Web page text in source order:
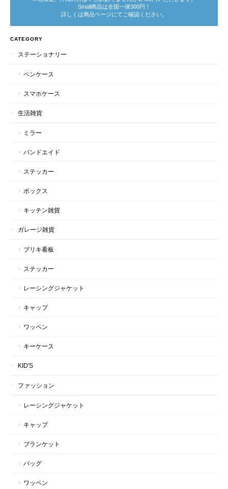
Small商品は全国一律300円！
詳しくは商品ページにてご確認ください。
CATEGORY
ステーショナリー
ペンケース
スマホケース
生活雑貨
ミラー
バンドエイド
ステッカー
ボックス
キッチン雑貨
ガレージ雑貨
ブリキ看板
ステッカー
レーシングジャケット
キャップ
ワッペン
キーケース
KID'S
ファッション
レーシングジャケット
キャップ
ブランケット
バッグ
ワッペン